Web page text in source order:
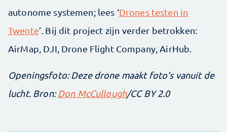
autonome systemen; lees ‘Drones testen in
Twente’. Bij dit project zijn verder betrokken:
AirMap, DJI, Drone Flight Company, AirHub.
Openingsfoto: Deze drone maakt foto’s vanuit de
lucht. Bron:Don McCullough/CC BY 2.0